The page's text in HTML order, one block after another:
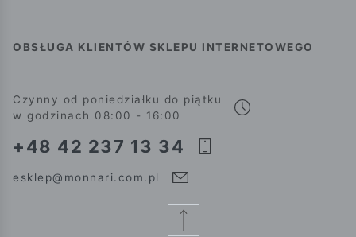
OBSŁUGA KLIENTÓW SKLEPU INTERNETOWEGO
Czynny od poniedziałku do piątku
w godzinach 08:00 - 16:00
+48 42 237 13 34
esklep@monnari.com.pl